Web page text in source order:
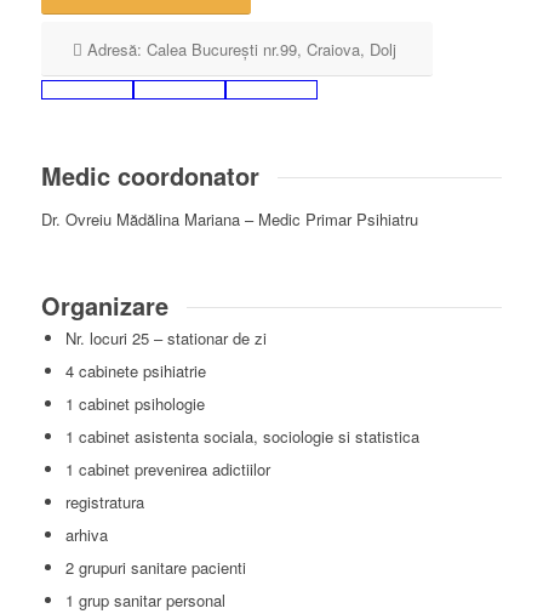
Adresă: Calea București nr.99, Craiova, Dolj
Medic coordonator
Dr. Ovreiu Mădălina Mariana – Medic Primar Psihiatru
Organizare
Nr. locuri 25 – stationar de zi
4 cabinete psihiatrie
1 cabinet psihologie
1 cabinet asistenta sociala, sociologie si statistica
1 cabinet prevenirea adictiilor
registratura
arhiva
2 grupuri sanitare pacienti
1 grup sanitar personal